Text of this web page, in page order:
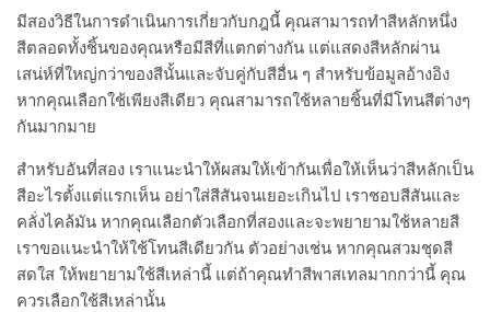
มีสองวิธีในการดำเนินการเกี่ยวกับกฎนี้ คุณสามารถทำสีหลักหนึ่ง
สีตลอดทั้งชิ้นของคุณหรือมีสีที่แตกต่างกัน แต่แสดงสีหลักผ่าน
เสน่ห์ที่ใหญ่กว่าของสีนั้นและจับคู่กับสีอื่น ๆ สำหรับข้อมูลอ้างอิง
หากคุณเลือกใช้เพียงสีเดียว คุณสามารถใช้หลายชิ้นที่มีโทนสีต่างๆ
กันมากมาย
สำหรับอันที่สอง เราแนะนำให้ผสมให้เข้ากันเพื่อให้เห็นว่าสีหลักเป็น
สีอะไรตั้งแต่แรกเห็น อย่าใส่สีสันจนเยอะเกินไป เราชอบสีสันและ
คลั่งไคล้มัน หากคุณเลือกตัวเลือกที่สองและจะพยายามใช้หลายสี
เราขอแนะนำให้ใช้โทนสีเดียวกัน ตัวอย่างเช่น หากคุณสวมชุดสี
สดใส ให้พยายามใช้สีเหล่านี้ แต่ถ้าคุณทำสีพาสเทลมากกว่านี้ คุณ
ควรเลือกใช้สีเหล่านั้น